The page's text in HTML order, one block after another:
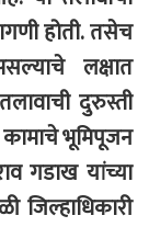
होती. तसेच
लक्षात
दुरुस्ती
भूमिपूजन
गडाख यांच्या
जिल्हाधिकारी